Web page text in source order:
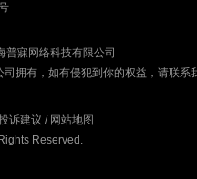
普寐网络科技有限公司
拥有，如有侵犯到你的权益，请联系
诉建议 / 网站地图
Reserved.